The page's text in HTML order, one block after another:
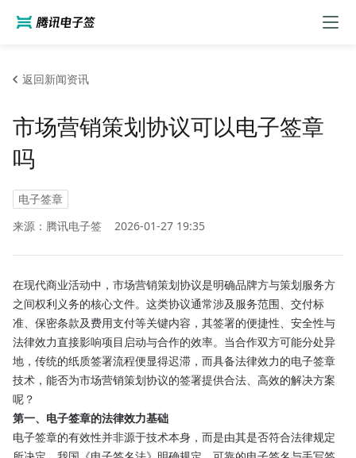
返回新闻资讯
市场营销策划协议可以电子签章
吗
电子签章
来源：腾讯电子签
2026-01-27 19:35
在现代商业活动中，市场营销策划协议是明确品牌方与策划服务方
之间权利义务的核心文件。这类协议通常涉及服务范围、交付标
准、保密条款及费用支付等关键内容，其签署的便捷性、安全性与
法律效力直接影响项目启动与合作的效率。当合作双方可能分处异
地，传统的纸质签署流程便显得迟滞，而具备法律效力的电子签章
技术，能否为市场营销策划协议的签署提供合法、高效的解决方案
呢？
第一、电子签章的法律效力基础
电子签章的有效性并非源于技术本身，而是由其是否符合法律规定